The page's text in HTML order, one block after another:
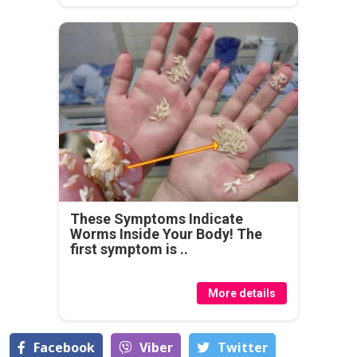
These Symptoms Indicate
Worms Inside Your Body! The
first symptom is ..
More details
Facebook Viber Тwitter